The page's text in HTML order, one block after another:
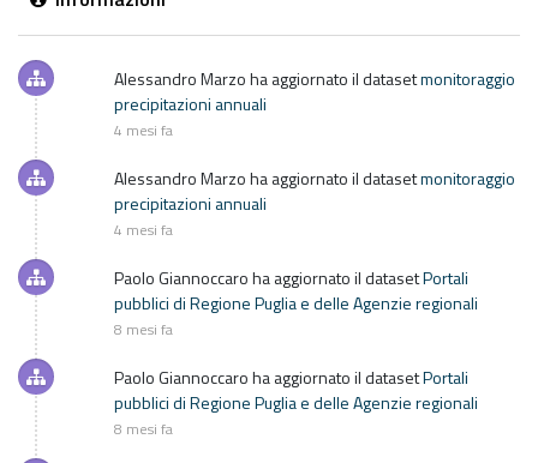
Alessandro Marzoha aggiornato il datasetmonitoraggio
precipitazioni annuali
4 mesi fa
Alessandro Marzoha aggiornato il datasetmonitoraggio
precipitazioni annuali
4 mesi fa
Paolo Giannoccaroha aggiornato il datasetPortali
pubblici di Regione Puglia e delle Agenzie regionali
8 mesi fa
Paolo Giannoccaroha aggiornato il datasetPortali
pubblici di Regione Puglia e delle Agenzie regionali
8 mesi fa